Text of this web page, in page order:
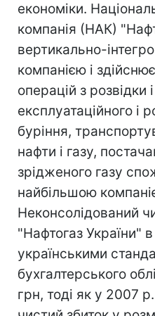
економіки.
компанія (НАК)
вертикально-
компанією і
операцій з
експлуатаційного і
буріння,
нафти і газу,
зрідженого газу
найбільшою
Неконсолідований
"Нафтогаз України"
українськими
бухгалтерського
грн, тоді як у 2007